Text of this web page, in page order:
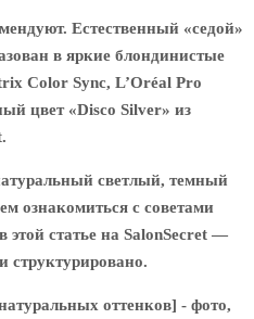
Естественный «седой»
в яркие блондинистые
Color Sync, L’Oréal Pro
цвет «Disco Silver» из
светлый, темный
ознакомиться с советами
этой статье на SalonSecret —
структурировано.